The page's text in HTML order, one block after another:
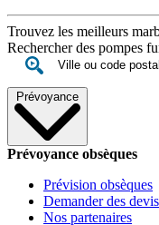
Trouvez les meilleurs
Rechercher des pompes
Prévoyance
Prévoyance obsèques
Prévision obsèques
Demander des
Nos partenaires